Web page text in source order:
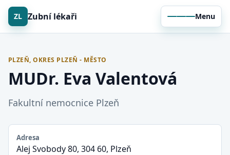
ZL Zubní lékaři Menu
PLZEŇ, OKRES PLZEŇ - MĚSTO
MUDr. Eva Valentová
Fakultní nemocnice Plzeň
Adresa
Alej Svobody 80, 304 60, Plzeň